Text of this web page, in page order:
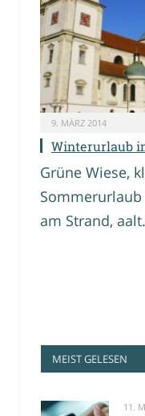
9. MÄRZ 2014
Winterurlaub
Grüne Wiese,
am Strand,
MEIST GELESEN
11.